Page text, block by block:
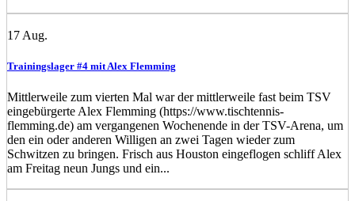
17 Aug.
Trainingslager #4 mit Alex Flemming
Mittlerweile zum vierten Mal war der mittlerweile fast beim TSV
eingebürgerte Alex Flemming (https://www.tischtennis-
flemming.de) am vergangenen Wochenende in der TSV-Arena, um
den ein oder anderen Willigen an zwei Tagen wieder zum
Schwitzen zu bringen. Frisch aus Houston eingeflogen schliff Alex
am Freitag neun Jungs und ein...